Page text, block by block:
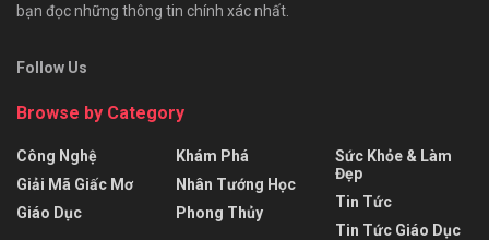
bạn đọc những thông tin chính xác nhất.
Follow Us
Browse by Category
Công Nghệ
Giải Mã Giấc Mơ
Giáo Dục
Khám Phá
Nhân Tướng Học
Phong Thủy
Sức Khỏe & Làm
Đẹp
Tin Tức
Tin Tức Giáo Dục